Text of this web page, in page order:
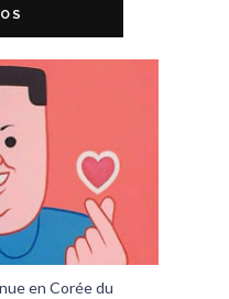
en Corée du